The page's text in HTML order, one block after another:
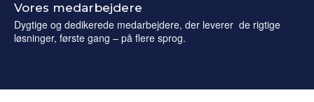
Vores medarbejdere
Dygtige og dedikerede medarbejdere, der leverer de rigtige
løsninger, første gang – på flere sprog.